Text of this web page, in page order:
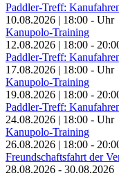
Paddler-Treff:
10.08.2026 | 18:00 - Uhr
Kanupolo-Training
12.08.2026 | 18:00 -
Paddler-Treff:
17.08.2026 | 18:00 - Uhr
Kanupolo-Training
19.08.2026 | 18:00 -
Paddler-Treff:
24.08.2026 | 18:00 - Uhr
Kanupolo-Training
26.08.2026 | 18:00 -
Freundschaftsfahrt der
28.08.2026 - 30.08.2026